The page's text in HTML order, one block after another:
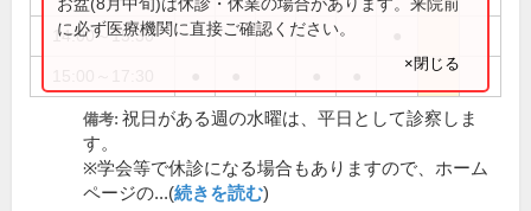
14:00～15:30
に必ず医療機関に直接ご確認ください。
×閉じる
備考: 祝日がある週の水曜は、平日として診察しま
す。
※学会等で休診になる場合もありますので、ホーム
ページの...(続きを読む)